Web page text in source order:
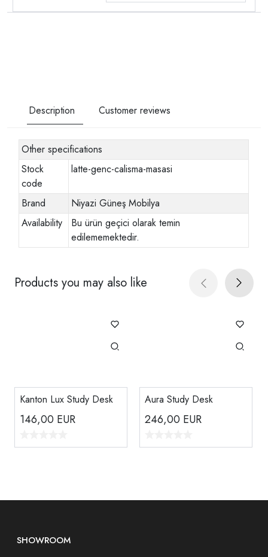
Description Customer reviews
Other specifications
Stock
code
latte-genc-calisma-masasi
Brand
Niyazi Güneş Mobilya
Availability
Bu ürün geçici olarak temin
edilememektedir.
Products you may also like
Kanton Lux Study Desk
146,00 EUR
Aura Study Desk
246,00 EUR
SHOWROOM